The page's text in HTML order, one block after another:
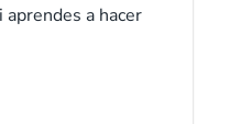
a hacer